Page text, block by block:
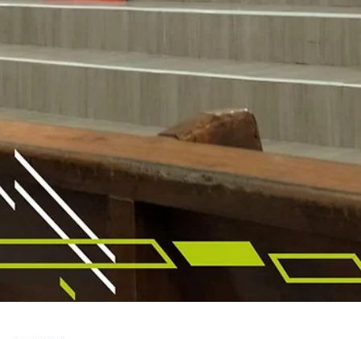
¡Primera Hora Santa Vocacional en el
decanato Sagrado Corazón de Jesús!
Este jueves tuvimos nuestra primera Hora
Vocacional, acompañados por la Parroquia
Divina Providencia. Fue un momento profundo
de...